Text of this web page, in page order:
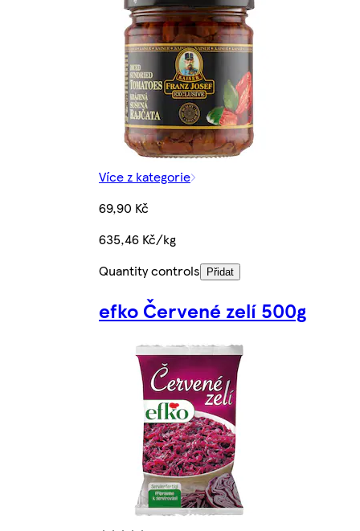
Více z kategorie
69,90 Kč
635,46 Kč/kg
Quantity controls
Přidat
efko Červené zelí 500g